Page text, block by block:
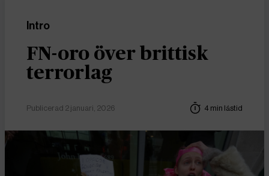
Intro
FN-oro över brittisk
terrorlag
Publicerad 2 januari, 2026 4 min lästid